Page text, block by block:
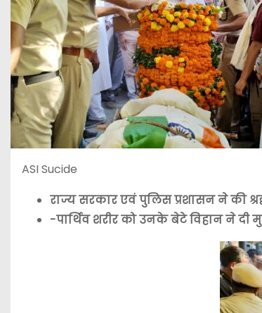
ASI Sucide
राज्य सरकार एवं पुलिस प्रशासन ने की
-पार्थिव शरीर को उनके बेटे विहान ने दी